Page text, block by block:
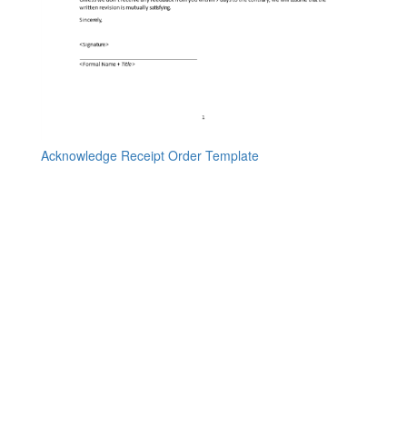
Acknowledge Receipt Order Template